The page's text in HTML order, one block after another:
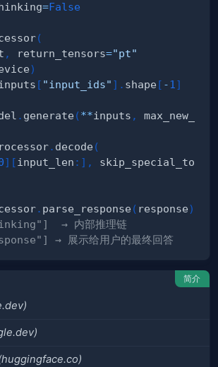
=False
(
, return_tensors="pt"
)
[ "input_ids" ] . shape [ -1 ]
. generate (**inputs ,
max_new_
. decode (
] [ input_len : ] ,
skip_special_to
. parse_response ( response)
→ 内部推理链
→ 展示给用户的最终回答
简介